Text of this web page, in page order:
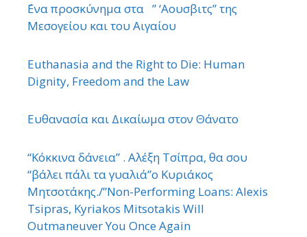
΄Ενα προσκύνημα στα ” ‘Αουσβιτς” της
Μεσογείου και του Αιγαίου
Euthanasia and the Right to Die: Human
Dignity, Freedom and the Law
Ευθανασία και Δικαίωμα στον Θάνατο
“Κόκκινα δάνεια” . Αλέξη Τσίπρα, θα σου
“βάλει πάλι τα γυαλιά”ο Κυριάκος
Μητσοτάκης./”Non-Performing Loans: Alexis
Tsipras, Kyriakos Mitsotakis Will
Outmaneuver You Once Again